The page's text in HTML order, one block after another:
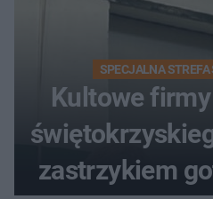
SPECJALNA STREFA
Kultowe
zastrzykiem